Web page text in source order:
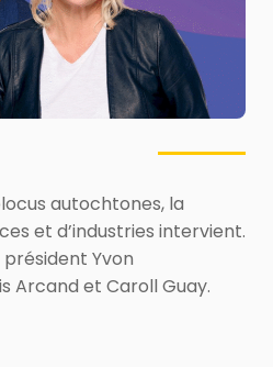
autochtones, la
et d’industries intervient.
président Yvon
Arcand et Caroll Guay.